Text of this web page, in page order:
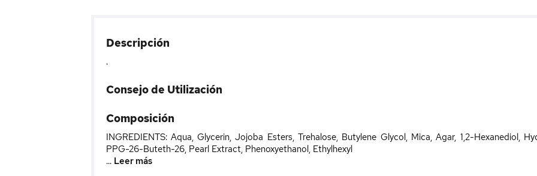
Descripción
.
Consejo de Utilización
Composición
INGREDIENTS: Aqua, Glycerin, Jojoba Esters, Trehalose, Butylene Glycol, Mica, Agar, 1,2-Hexanediol,
PPG-26-Buteth-26, Pearl Extract, Phenoxyethanol, Ethylhexyl
... Leer más